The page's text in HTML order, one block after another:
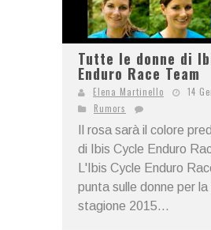
Tutte le donne di
Enduro Race Team
Elena Martinello
14
Rumors
Il rosa sarà il colore
di Ibis Cycle Enduro
L'Ibis Cycle Enduro
punta sulle donne per
stagione 2015...